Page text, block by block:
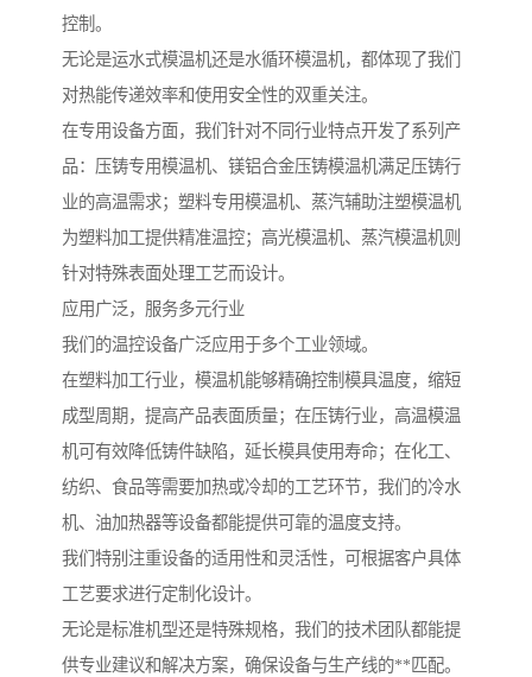
控制。
无论是运水式模温机还是水循环模温机，都体现了我们
对热能传递效率和使用安全性的双重关注。
在专用设备方面，我们针对不同行业特点开发了系列产
品：压铸专用模温机、镁铝合金压铸模温机满足压铸行
业的高温需求；塑料专用模温机、蒸汽辅助注塑模温机
为塑料加工提供精准温控；高光模温机、蒸汽模温机则
针对特殊表面处理工艺而设计。
应用广泛，服务多元行业
我们的温控设备广泛应用于多个工业领域。
在塑料加工行业，模温机能够精确控制模具温度，缩短
成型周期，提高产品表面质量；在压铸行业，高温模温
机可有效降低铸件缺陷，延长模具使用寿命；在化工、
纺织、食品等需要加热或冷却的工艺环节，我们的冷水
机、油加热器等设备都能提供可靠的温度支持。
我们特别注重设备的适用性和灵活性，可根据客户具体
工艺要求进行定制化设计。
无论是标准机型还是特殊规格，我们的技术团队都能提
供专业建议和解决方案，确保设备与生产线的**匹配。